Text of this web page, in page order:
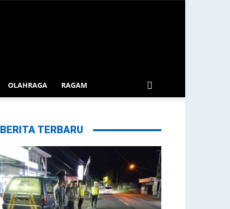
OLAHRAGA RAGAM
BERITA TERBARU